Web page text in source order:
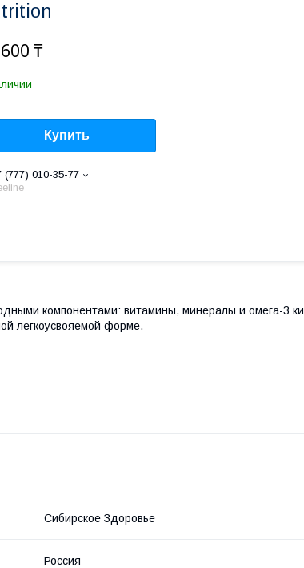
₸
Купить
(777) 010-35-77
компонентами: витамины, минералы и омега-3
легкоусвояемой форме.
Сибирское Здоровье
Россия